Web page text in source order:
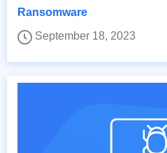
Ransomware
September 18, 2023